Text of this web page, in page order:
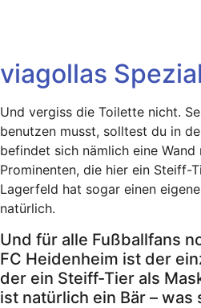
viagollas
Und vergiss die Toilette nicht.
benutzen musst, solltest du in
befindet sich nämlich eine
Prominenten, die hier ein Steiff-
Lagerfeld hat sogar einen
natürlich.
Und für alle Fußballfans
FC Heidenheim ist der
der ein Steiff-Tier als
ist natürlich ein Bär – was